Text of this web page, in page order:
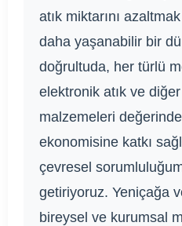
atık miktarını
daha yaşanabilir bir
doğrultuda, her türlü
elektronik atık ve
malzemeleri
ekonomisine katkı
çevresel
getiriyoruz. Yeniçağa
bireysel ve kurumsal